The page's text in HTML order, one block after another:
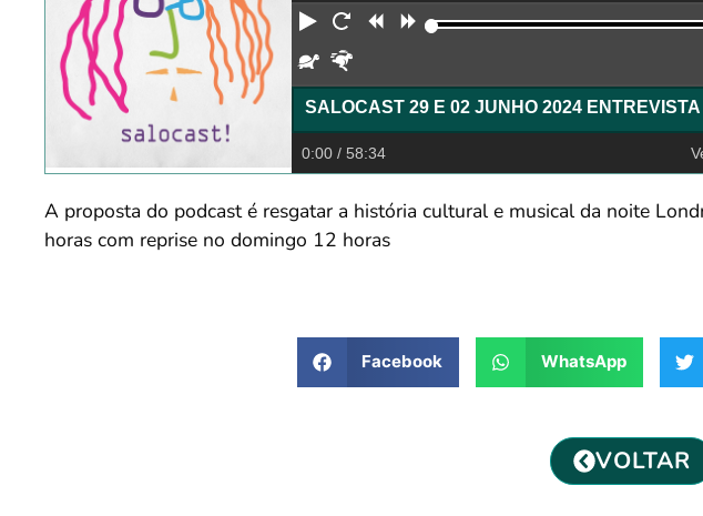
Reproduzir
Reiniciar
Retroceder
Avançar
Devagar
SALOCAST 29 E 02
0:00 / 58:34
A proposta do podcast é resgatar a história cultural e musical da noite
horas com reprise no domingo 12 horas
Facebook WhatsApp
VOLTAR